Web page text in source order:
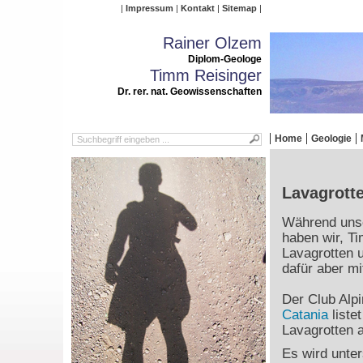
Impressum Kontakt Sitemap
Rainer Olzem
Diplom-Geologe
Timm Reisinger
Dr. rer. nat. Geowissenschaften
Home Geologie
Während
haben wir,
Lavagrotten
dafür aber
Der Club
Catanialistet
Lavagrotten
Es wird